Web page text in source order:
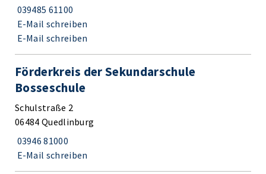
039485 61100
E-Mail schreiben
E-Mail schreiben
Förderkreis der Sekundarschule
Bosseschule
Schulstraße 2
06484 Quedlinburg
03946 81000
E-Mail schreiben